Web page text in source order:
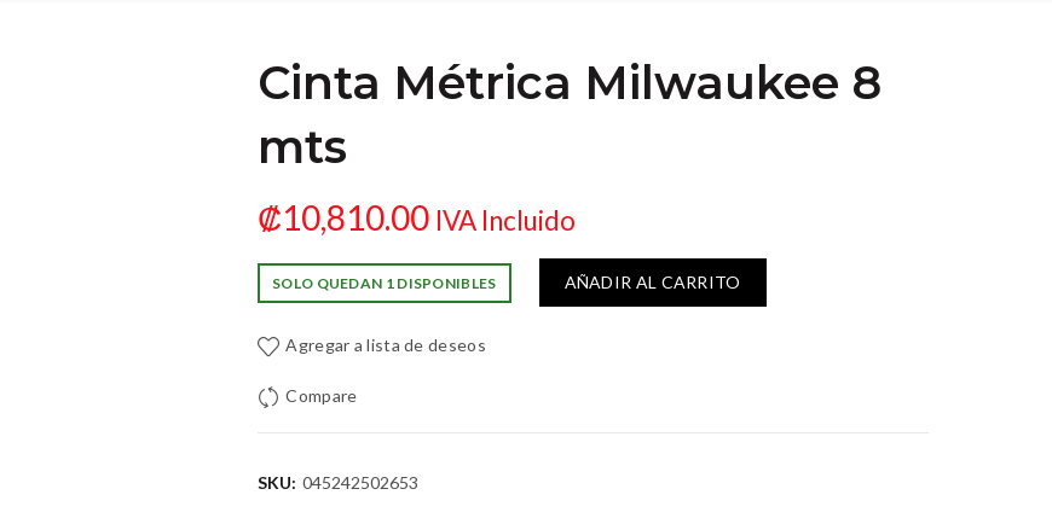
Cinta Métrica Milwaukee 8
mts
₡10,810.00 IVA Incluido
SOLO QUEDAN 1 DISPONIBLES AÑADIR AL CARRITO
Agregar a lista de deseos
Compare
SKU: 045242502653